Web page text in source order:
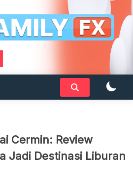
Wisdom
Cermin: Review
Jadi Destinasi Liburan